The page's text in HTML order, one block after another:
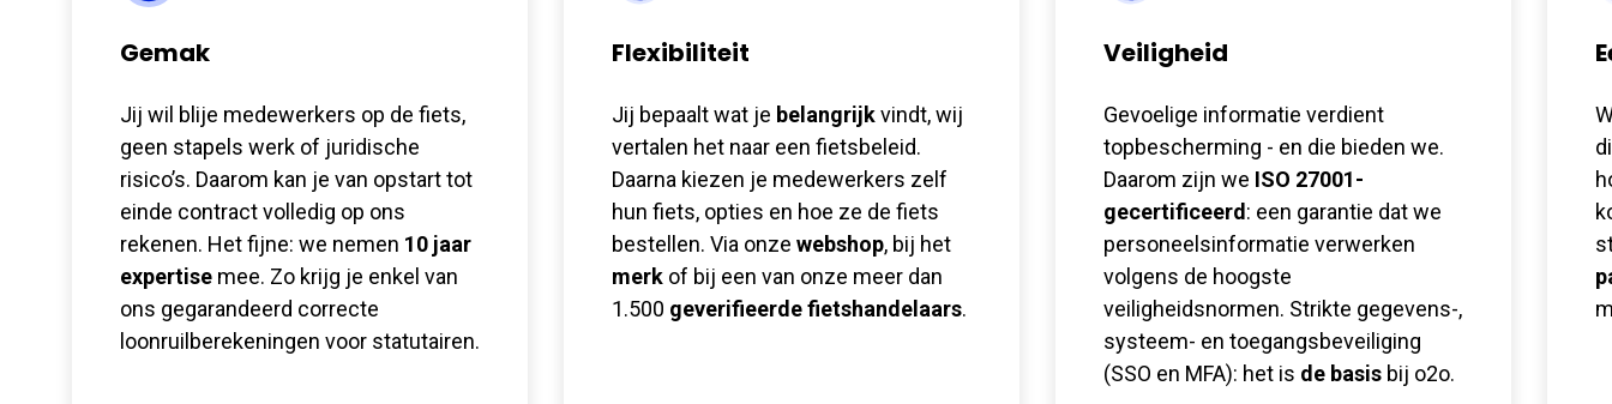
Gemak
Jij wil blije medewerkers op de fiets,
geen stapels werk of juridische
risico’s. Daarom kan je van opstart tot
einde contract volledig op ons
rekenen. Het fijne: we nemen 10 jaar
expertise mee. Zo krijg je enkel van
ons gegarandeerd correcte
loonruilberekeningen voor statutairen.
Flexibiliteit
Jij bepaalt wat je belangrijkvindt, wij
vertalen het naar een fietsbeleid.
Daarna kiezen je medewerkers zelf
hun fiets, opties en hoe ze de fiets
bestellen. Via onze webshop, bij het
merk of bij een van onze meer dan
1.500 geverifieerde fietshandelaars.
Veiligheid
Gevoelige informatie verdient
topbescherming - en die bieden we.
Daarom zijn we ISO 27001-
gecertificeerd: een garantie dat we
personeelsinformatie verwerken
volgens de hoogste
veiligheidsnormen. Strikte gegevens-,
systeem- en toegangsbeveiliging
(SSO en MFA): het is de basis bij o2o.